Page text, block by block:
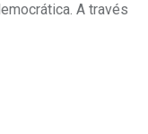
A través